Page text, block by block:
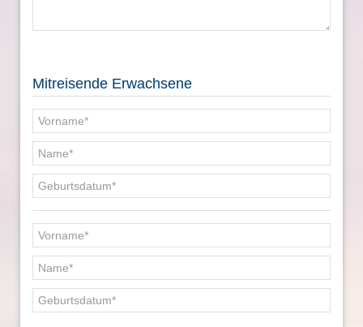
Mitreisende Erwachsene